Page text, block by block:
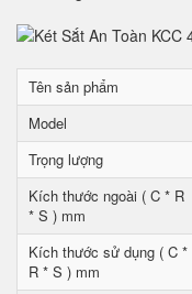
Tên sản phẩm
Model
Trọng lượng
Kích thước ngoài ( C * R
* S ) mm
Kích thước sử dụng ( C *
R * S ) mm